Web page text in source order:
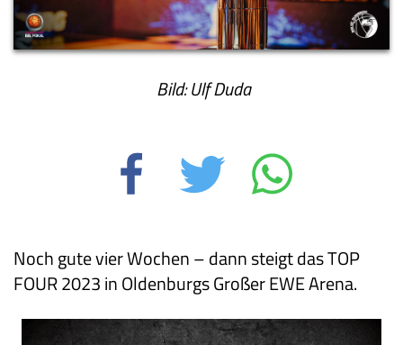
Bild: Ulf Duda
Noch gute vier Wochen – dann steigt das TOP
FOUR 2023 in Oldenburgs Großer EWE Arena.